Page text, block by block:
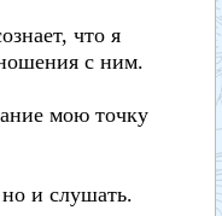
что я
с ним.
мою точку
и слушать.